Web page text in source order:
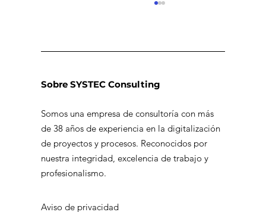
Dashboards estratégicos en
Smartsheet
Sobre SYSTEC Consulting
Somos una empresa de consultoría con más
de 38 años de experiencia en la digitalización
de proyectos y procesos. Reconocidos por
nuestra integridad, excelencia de trabajo y
profesionalismo.
Aviso de privacidad